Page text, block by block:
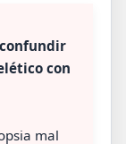
confundir
con
mal